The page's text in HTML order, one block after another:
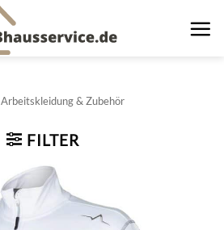
Arbeitskleidung & Zubehör
FILTER